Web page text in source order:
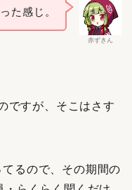
赤ずきん
た感じ。
ですが、そこはさす
てるので、その期間の